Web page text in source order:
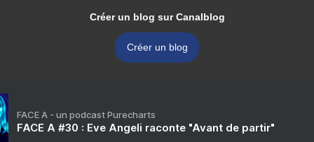
Créer un blog sur Canalblog
Créer un blog
FACE A - un podcast Purecharts
FACE A #30 : Eve Angeli raconte "Avant de partir"